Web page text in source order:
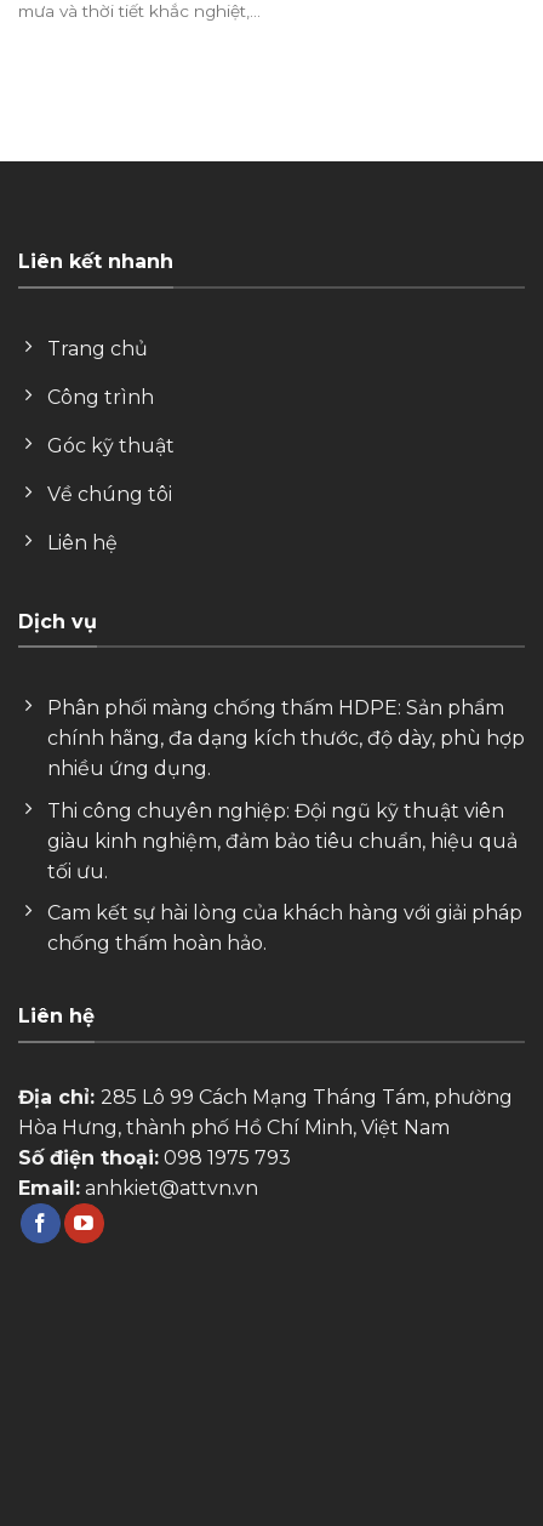
mưa và thời tiết khắc nghiệt,...
Liên kết nhanh
Trang chủ
Công trình
Góc kỹ thuật
Về chúng tôi
Liên hệ
Dịch vụ
Phân phối màng chống thấm HDPE: Sản phẩm
chính hãng, đa dạng kích thước, độ dày, phù hợp
nhiều ứng dụng.
Thi công chuyên nghiệp: Đội ngũ kỹ thuật viên
giàu kinh nghiệm, đảm bảo tiêu chuẩn, hiệu quả
tối ưu.
Cam kết sự hài lòng của khách hàng với giải pháp
chống thấm hoàn hảo.
Liên hệ
Địa chỉ: 285 Lô 99 Cách Mạng Tháng Tám, phường
Hòa Hưng, thành phố Hồ Chí Minh, Việt Nam
Số điện thoại: 098 1975 793
Email: anhkiet@attvn.vn